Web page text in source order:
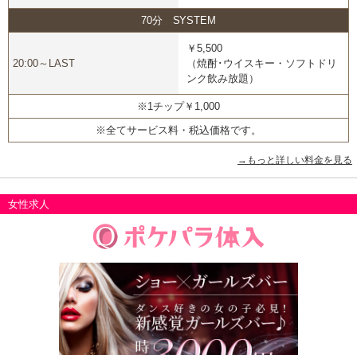
70分 SYSTEM
20:00～LAST
￥5,500
（焼酎･ウイスキー・ソフトドリ
ンク飲み放題）
※1チップ￥1,000
※全てサービス料・税込価格です。
→もっと詳しい料金を見る
女性求人